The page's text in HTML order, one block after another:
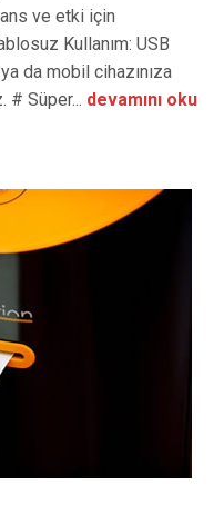
ve etki için
Kullanım: USB
da mobil cihazınıza
# Süper... devamını oku